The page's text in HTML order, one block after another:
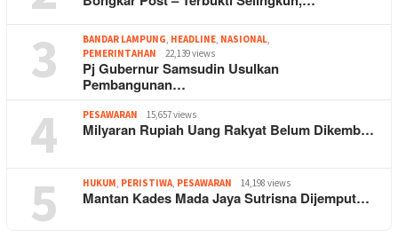
3 BANDAR LAMPUNG, HEADLINE, NASIONAL,
PEMERINTAHAN
22,139 views
Pj Gubernur Samsudin Usulkan
Pembangunan…
4 PESAWARAN 15,657 views
Milyaran Rupiah Uang Rakyat Belum Dikemb…
5 HUKUM, PERISTIWA, PESAWARAN 14,198 views
Mantan Kades Mada Jaya Sutrisna Dijemput…